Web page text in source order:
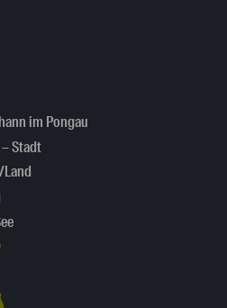
im Pongau
Stadt